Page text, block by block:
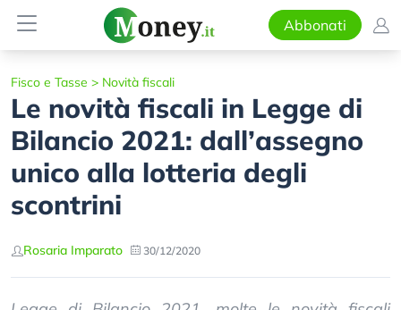
Abbonati
Fisco e Tasse > Novità fiscali
Le novità fiscali in Legge di
Bilancio 2021: dall’assegno
unico alla lotteria degli
scontrini
Rosaria Imparato 30/12/2020